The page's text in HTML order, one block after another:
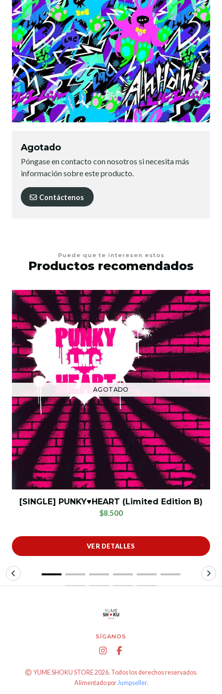
Agotado
Póngase en contacto con nosotros si necesita más
información sobre este producto.
Contáctenos
Puede que te interesen estos
Productos recomendados
AGOTADO
[SINGLE] PUNKY♥HEART (Limited Edition B)
$8.500
VER DETALLES
SÍGANOS
YUME SHOKU STORE 2026. Todos los derechos reservados.
Alimentado porJumpseller.